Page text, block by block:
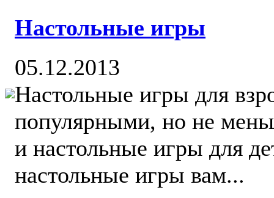
Настольные игры
05.12.2013
Настольные игры для
популярными, но не
и настольные игры для
настольные игры вам...